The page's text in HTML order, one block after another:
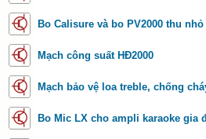
Bo Calisure và bo PV2000 thu nhỏ
Mạch công suất HĐ2000
Mạch bảo vệ loa treble, chống
Bo Mic LX cho ampli karaoke gia